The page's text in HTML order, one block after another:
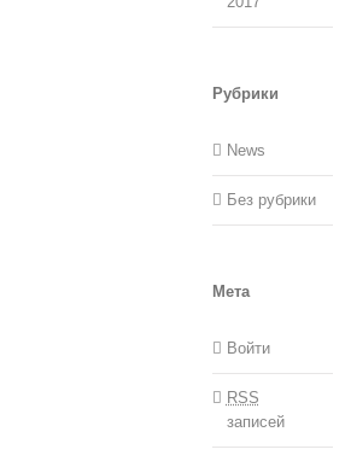
Рубрики
News
Без рубрики
Мета
Войти
RSS
записей